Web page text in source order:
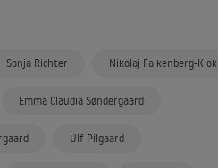
Sonja Richter Nikolaj Falkenberg-Klok
Emma Claudia Søndergaard
Ulf Pilgaard